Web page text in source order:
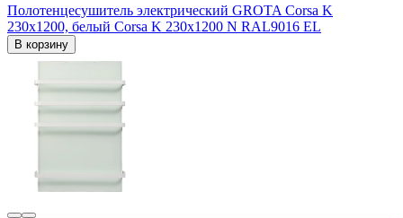
Полотенцесушитель электрический GROTA Corsa K
230x1200, белый Corsa K 230х1200 N RAL9016 EL
В корзину